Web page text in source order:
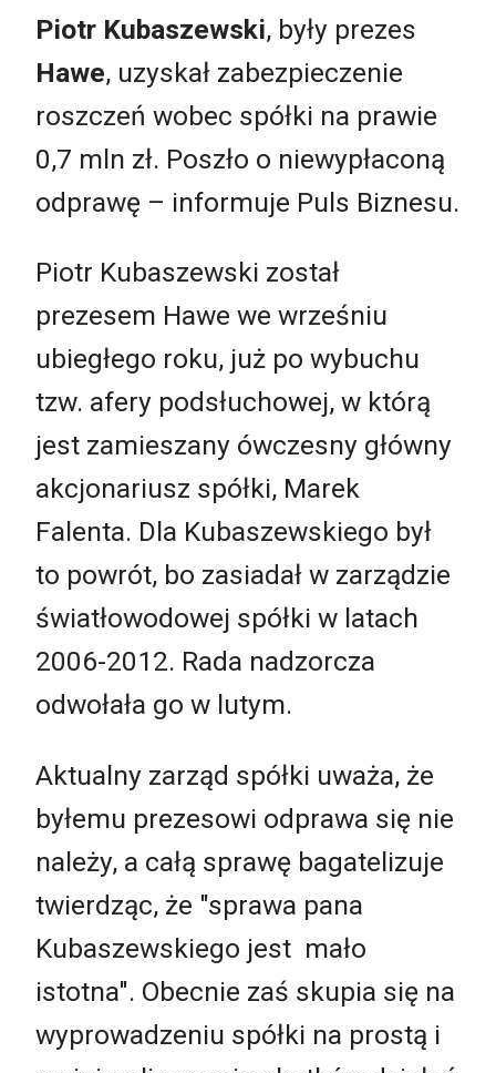
Piotr Kubaszewski, były prezes
Hawe, uzyskał zabezpieczenie
roszczeń wobec spółki na prawie
0,7 mln zł. Poszło o niewypłaconą
odprawę – informuje Puls Biznesu.
Piotr Kubaszewski został
prezesem Hawe we wrześniu
ubiegłego roku, już po wybuchu
tzw. afery podsłuchowej, w którą
jest zamieszany ówczesny główny
akcjonariusz spółki, Marek
Falenta. Dla Kubaszewskiego był
to powrót, bo zasiadał w zarządzie
światłowodowej spółki w latach
2006-2012. Rada nadzorcza
odwołała go w lutym.
Aktualny zarząd spółki uważa, że
byłemu prezesowi odprawa się nie
należy, a całą sprawę bagatelizuje
twierdząc, że "sprawa pana
Kubaszewskiego jest mało
istotna". Obecnie zaś skupia się na
wyprowadzeniu spółki na prostą i